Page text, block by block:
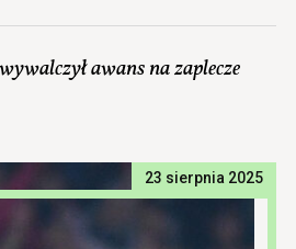
awans na zaplecze
23 sierpnia 2025